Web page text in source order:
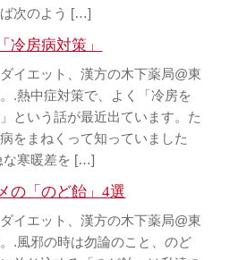
次のよう […]
冷房病対策」
イエット、漢方の木下薬局@東
.熱中症対策で、よく「冷房を
という話が最近出ています。た
をまねくって知っていました
な寒暖差を […]
の「のど飴」4選
イエット、漢方の木下薬局@東
.風邪の時は勿論のこと、のど